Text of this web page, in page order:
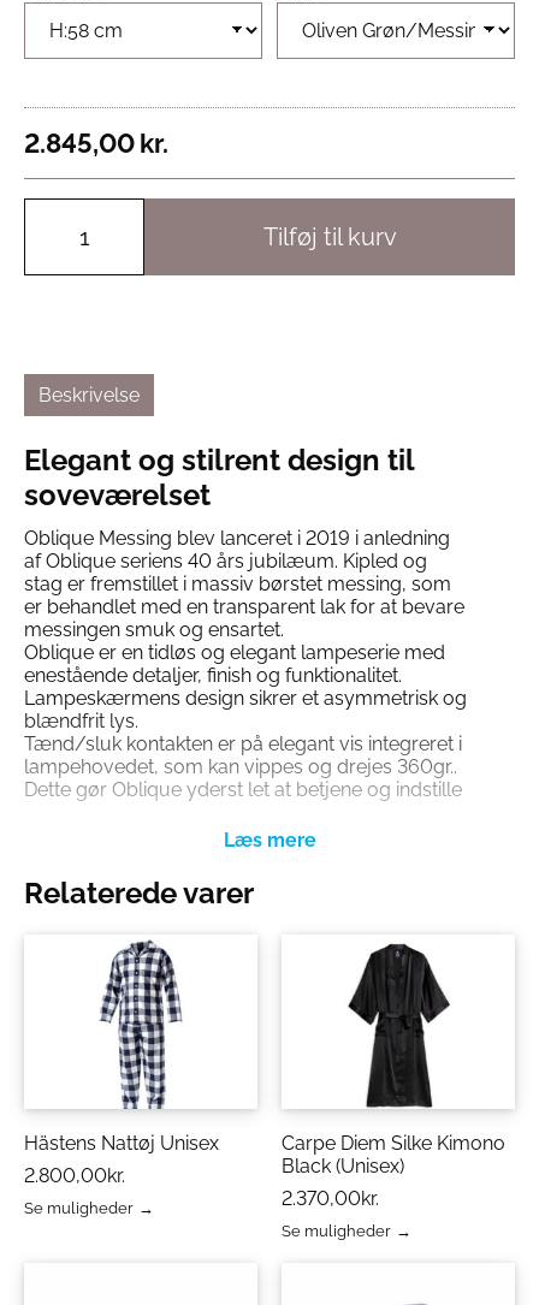
2.845,00kr.
Tilføj til kurv
Beskrivelse
Elegant og stilrent design til
soveværelset
Oblique Messing blev lanceret i 2019 i anledning
af Oblique seriens 40 års jubilæum. Kipled og
stag er fremstillet i massiv børstet messing, som
er behandlet med en transparent lak for at bevare
messingen smuk og ensartet.
Oblique er en tidløs og elegant lampeserie med
enestående detaljer, finish og funktionalitet.
Lampeskærmens design sikrer et asymmetrisk og
blændfrit lys.
Tænd/sluk kontakten er på elegant vis integreret i
lampehovedet, som kan vippes og drejes 360gr..
Dette gør Oblique yderst let at betjene og indstille
Relaterede varer
Hästens Nattøj Unisex
2.800,00kr.
Se muligheder
Carpe Diem Silke Kimono
Black (Unisex)
2.370,00kr.
Se muligheder